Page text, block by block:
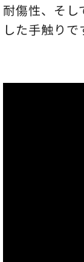
耐傷性、そし
した手触りで